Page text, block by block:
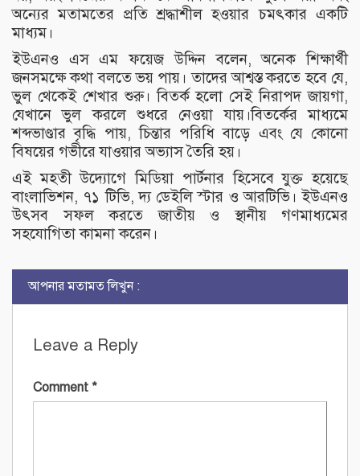
অন্যের মতামতের প্রতি শ্রদ্ধাশীল হওয়ার চমৎকার একটি
মাধ্যম।
ইউএনও এস এম ফয়েজ উদ্দিন বলেন, অনেক শিক্ষার্থী
জনসমক্ষে কথা বলতে ভয় পায়। তাদের আশ্বস্ত করতে হবে যে,
ভুল থেকেই শেখার শুরু। বিতর্ক হলো সেই নিরাপদ জায়গা,
যেখানে ভুল করলে শুধরে নেওয়া যায়।বিতর্কের মাধ্যমে
শব্দভাণ্ডার বৃদ্ধি পায়, চিন্তার পরিধি বাড়ে এবং যে কোনো
বিষয়ের গভীরে যাওয়ার অভ্যাস তৈরি হয়।
এই মহতী উদ্যোগে মিডিয়া পার্টনার হিসেবে যুক্ত হয়েছে
বাংলাভিশন, ৭১ টিভি, দ্য ডেইলি স্টার ও আরটিভি। ইউএনও
উৎসব সফল করতে জাতীয় ও স্থানীয় গণমাধ্যমের
সহযোগিতা কামনা করেন।
আপনার মতামত লিখুন :
Leave a Reply
Comment *